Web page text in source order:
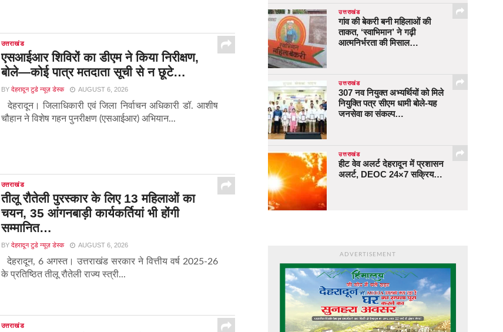
उत्तराखंड
एसआईआर शिविरों का डीएम ने किया निरीक्षण,
बोले—कोई पात्र मतदाता सूची से न छूटे…
BY देहरादून टुडे न्यूज़ डेस्क AUGUST 6, 2026
देहरादून। जिलाधिकारी एवं जिला निर्वाचन अधिकारी डॉ. आशीष
चौहान ने विशेष गहन पुनरीक्षण (एसआईआर) अभियान...
उत्तराखंड
तीलू रौतेली पुरस्कार के लिए 13 महिलाओं का
चयन, 35 आंगनबाड़ी कार्यकर्तियां भी होंगी
सम्मानित…
BY देहरादून टुडे न्यूज़ डेस्क AUGUST 6, 2026
देहरादून, 6 अगस्त। उत्तराखंड सरकार ने वित्तीय वर्ष 2025-26
के प्रतिष्ठित तीलू रौतेली राज्य स्त्री...
उत्तराखंड
उत्तराखंड
गांव की बेकरी बनी महिलाओं की
ताकत, ‘स्वाभिमान’ ने गढ़ी
आत्मनिर्भरता की मिसाल…
उत्तराखंड
307 नव नियुक्त अभ्यर्थियों को मिले
नियुक्ति पत्र सीएम धामी बोले-यह
जनसेवा का संकल्प…
उत्तराखंड
हीट वेव अलर्ट देहरादून में प्रशासन
अलर्ट, DEOC 24×7 सक्रिय…
ADVERTISEMENT